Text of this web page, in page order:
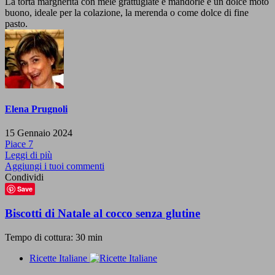
buono, ideale per la colazione, la merenda o come dolce di fine
pasto.
Elena Prugnoli
15 Gennaio 2024
Piace 7
Leggi di più
Aggiungi i tuoi commenti
Condividi
Save
Biscotti di Natale al cocco senza glutine
Tempo di cottura: 30 min
Ricette Italiane